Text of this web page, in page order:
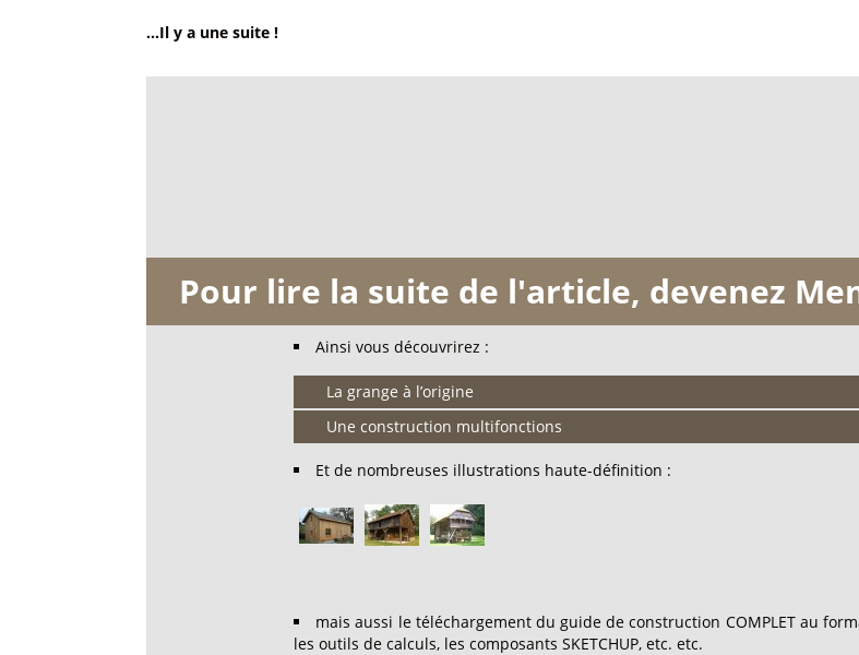
...Il y a une suite !
Pour lire la suite de l'article, devenez
Ainsi vous découvrirez :
La grange à l’origine
Une construction multifonctions
Et de nombreuses illustrations haute-définition :
mais aussi le téléchargement du guide de construction COMPLET au
les outils de calculs, les composants SKETCHUP, etc. etc.